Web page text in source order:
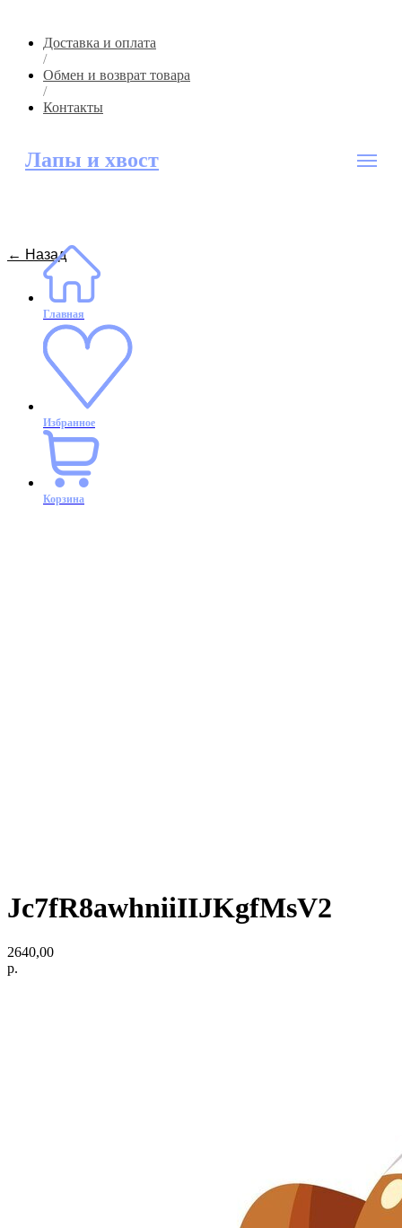
Доставка и оплата
/
Обмен и возврат товара
/
Контакты
Лапы и хвост
← Назад
Главная
Избранное
Корзина
Jc7fR8awhniiIIJKgfMsV2
2640,00
р.